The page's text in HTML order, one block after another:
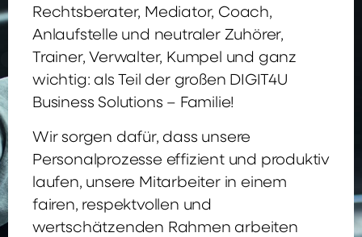
Rechtsberater, Mediator, Coach,
Anlaufstelle und neutraler Zuhörer,
Trainer, Verwalter, Kumpel und ganz
wichtig: als Teil der großen DIGIT4U
Business Solutions – Familie!
Wir sorgen dafür, dass unsere
Personalprozesse effizient und produktiv
laufen, unsere Mitarbeiter in einem
fairen, respektvollen und
wertschätzenden Rahmen arbeiten